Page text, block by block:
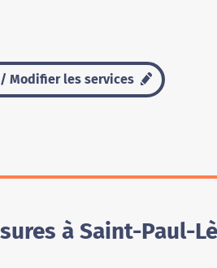
Modifier les services
à Saint-Paul-